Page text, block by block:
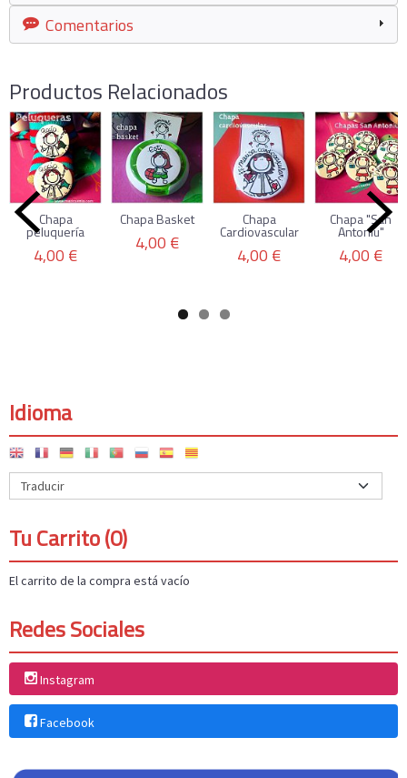
Idioma
Tu Carrito (0)
El carrito de la compra está vacío
Redes Sociales
Instagram
Facebook
Comentarios
Productos Relacionados
Chapa
peluquería
4,00 €
Chapa Basket
4,00 €
Chapa
Cardiovascular
4,00 €
Chapa "San
Antoniu"
4,00 €